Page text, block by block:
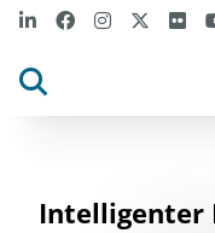
Intelligenter